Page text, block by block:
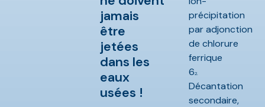
jamais
être
jetées
dans les
eaux
usées !
précipitation
par adjonction
de chlorure
ferrique
62.
Décantation
secondaire,